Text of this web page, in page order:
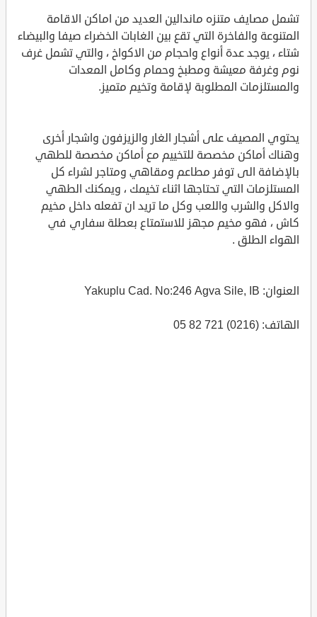
تشمل مصايف متنزه ماندالين العديد من اماكن الاقامة
المتنوعة والفاخرة التي تقع بين الغابات الخضراء صيفا والبيضاء
شتاء ، يوجد عدة أنواع واحجام من الاكواخ ، والتي تشمل غرف
نوم وغرفة معيشة ومطبخ وحمام وكامل المعدات
والمستلزمات المطلوبة لإقامة وتخيم متميز.
يحتوي المصيف على أشجار الغار والزيزفون واشجار أخرى
وهناك أماكن مخصصة للتخييم مع أماكن مخصصة للطهي
بالإضافة الى توفر مطاعم ومقاهي ومتاجر لشراء كل
المستلزمات التي تحتاجها اثناء تخيمك ، ويمكنك الطهي
والاكل والشرب واللعب وكل ما تريد ان تفعله داخل مخيم
كاش ، فهو مخيم مجهز للاستمتاع بعطلة سفاري في
الهواء الطلق .
العنوان: Yakuplu Cad. No:246 Agva Sile, IB
الهاتف: (0216) 721 82 05